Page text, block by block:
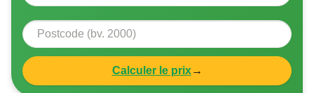
Calculer le prix→